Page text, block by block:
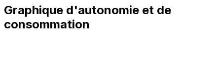
Graphique d'autonomie et de
consommation